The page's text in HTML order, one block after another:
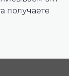
получаете